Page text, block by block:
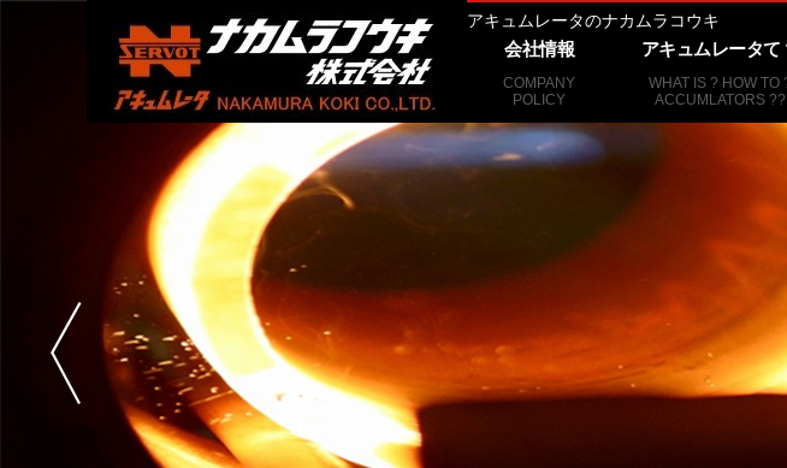
アキュムレータのナカムラコウキ
会社情報
COMPANY
POLICY
アキュムレータて
WHAT IS ? HOW TO
ACCUMLATORS ??